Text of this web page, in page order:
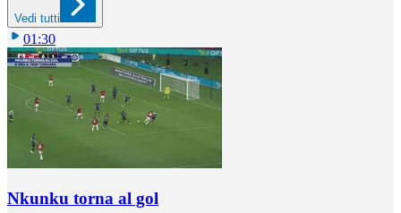
Vedi tutti
01:30
Nkunku torna al gol